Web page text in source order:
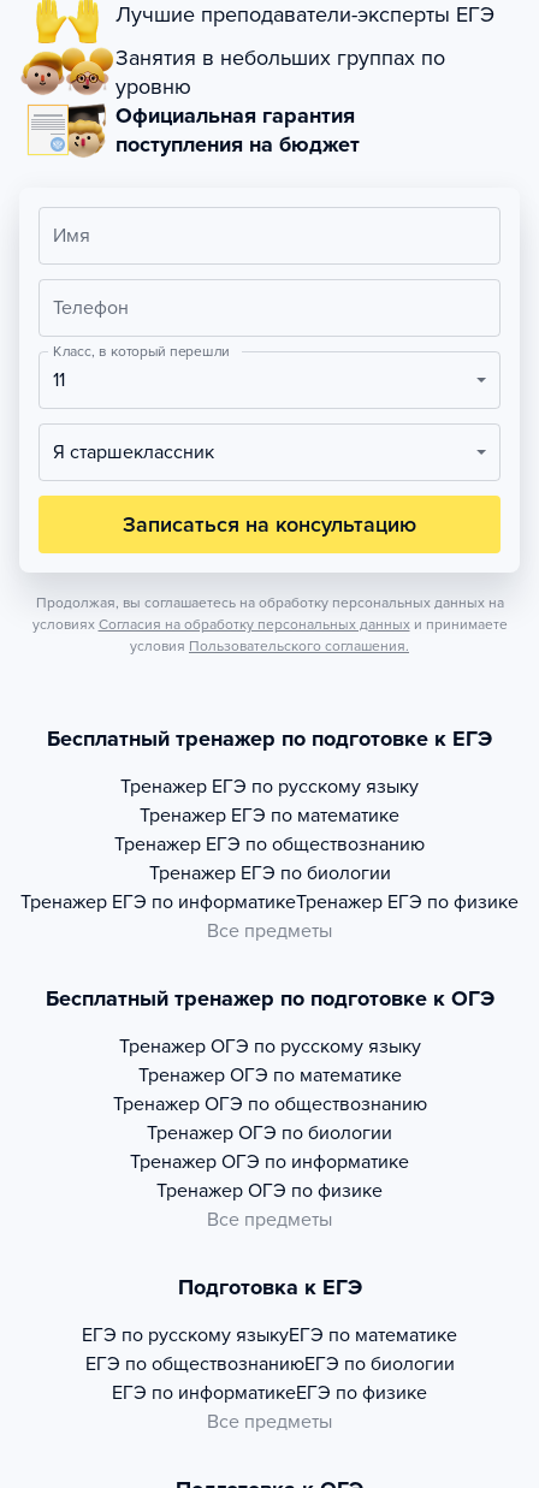
Лучшие преподаватели-эксперты ЕГЭ
Занятия в небольших группах по
уровню
Официальная гарантия
поступления на бюджет
Имя
Телефон
Класс, в который перешли
11
Я старшеклассник
Записаться на консультацию
Продолжая, вы соглашаетесь на обработку персональных данных на
условиях Согласия на обработку персональных данных и принимаете
условия Пользовательского соглашения.
Бесплатный тренажер по подготовке к ЕГЭ
Тренажер ЕГЭ по русскому языку
Тренажер ЕГЭ по математике
Тренажер ЕГЭ по обществознанию
Тренажер ЕГЭ по биологии
Тренажер ЕГЭ по информатикеТренажер ЕГЭ по физике
Все предметы
Бесплатный тренажер по подготовке к ОГЭ
Тренажер ОГЭ по русскому языку
Тренажер ОГЭ по математике
Тренажер ОГЭ по обществознанию
Тренажер ОГЭ по биологии
Тренажер ОГЭ по информатике
Тренажер ОГЭ по физике
Все предметы
Подготовка к ЕГЭ
ЕГЭ по русскому языкуЕГЭ по математике
ЕГЭ по обществознаниюЕГЭ по биологии
ЕГЭ по информатикеЕГЭ по физике
Все предметы